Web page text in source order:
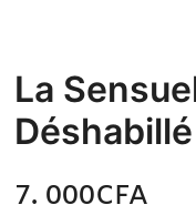
La
7. 000CFA